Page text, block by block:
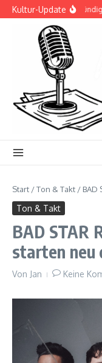
Zum Inhalt springen
Kultur-UpdateDoja Cat kündigt
Start /Ton & Takt / BAD
Ton & Takt
BAD STAR
starten neu
Von Jan Keine